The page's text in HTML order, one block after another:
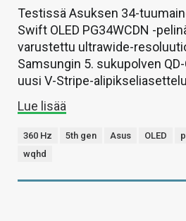
Testissä Asuksen 34-
Swift OLED PG34WCDN -
varustettu ultrawide-
Samsungin 5. sukupolven
uusi V-Stripe-
Lue lisää
360 Hz 5th gen Asus OLED
wqhd